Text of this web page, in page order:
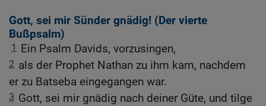
Gott, sei mir Sünder gnädig! (Der vierte
Bußpsalm)
1 Ein Psalm Davids, vorzusingen,
2 als der Prophet Nathan zu ihm kam, nachdem
er zu Batseba eingegangen war.
3 Gott, sei mir gnädig nach deiner Güte, und tilge